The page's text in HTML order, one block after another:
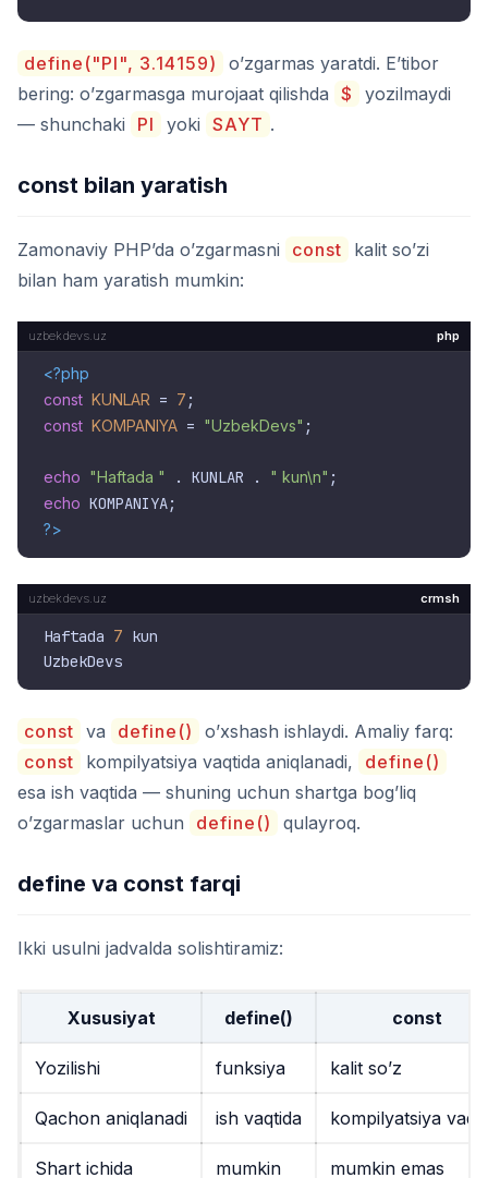
define("PI", 3.14159)
o’zgarmas yaratdi. E’tibor
bering: o’zgarmasga murojaat qilishda $
yozilmaydi
— shunchaki
PI yoki SAYT .
const bilan yaratish
Zamonaviy PHP’da o’zgarmasni const
kalit so’zi
bilan ham yaratish mumkin:
php
<?php
const KUNLAR = 7
const KOMPANIYA = "UzbekDevs" ;
echo "Haftada " . KUNLAR . " kun\n"
echo
?>
crmsh
Haftada 7 kun
const va define()
o’xshash ishlaydi. Amaliy farq:
const
kompilyatsiya vaqtida aniqlanadi,
define()
esa ish vaqtida — shuning uchun shartga bog’liq
o’zgarmaslar uchun
define() qulayroq.
define va const farqi
Ikki usulni jadvalda solishtiramiz:
Xususiyat define() const
Yozilishi funksiya kalit so’z
Qachon aniqlanadi ish vaqtida kompilyatsiya
Shart ichida mumkin mumkin emas